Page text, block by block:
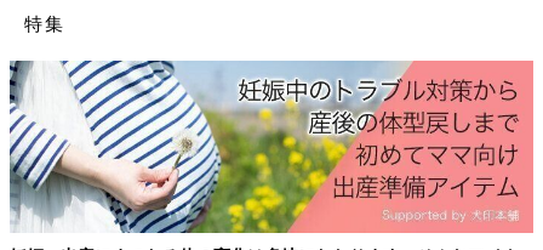
中
■六星占術の活用方法などをYouTube「細木かおりチャンネル」
にて配信中：
https://www.youtube.com/channel/UCrqbTAs-
OqW0ywKdQDAnQOg
■六星占術占いサイト 細木数子 細木かおり：
https://www.6sei.net/
■六星占術実践スクール：
特集